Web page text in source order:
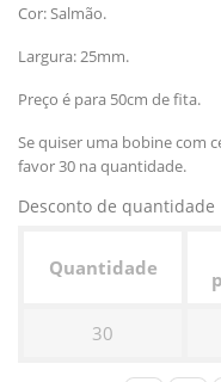
Cor: Salmão.
Largura: 25mm.
Preço é para 50cm de fita.
Se quiser uma bobine com
favor 30 na quantidade.
Desconto de quantidade
Quantidade
30